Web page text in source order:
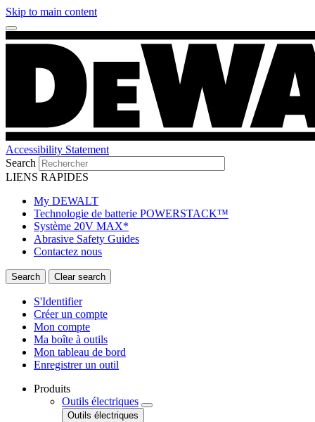
Skip to main content
Accessibility Statement
Search
LIENS RAPIDES
My DEWALT
Technologie de batterie POWERSTACK™
Système 20V MAX*
Abrasive Safety Guides
Contactez nous
S'Identifier
Créer un compte
Mon compte
Ma boîte à outils
Mon tableau de bord
Enregistrer un outil
Produits
Outils électriques
Outils électriques